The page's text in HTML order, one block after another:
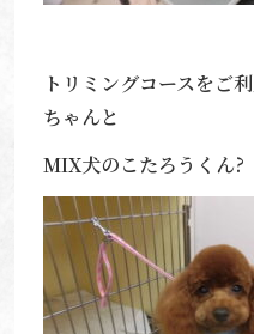
トリミングコースをご
ちゃんと
MIX犬のこたろうくん?